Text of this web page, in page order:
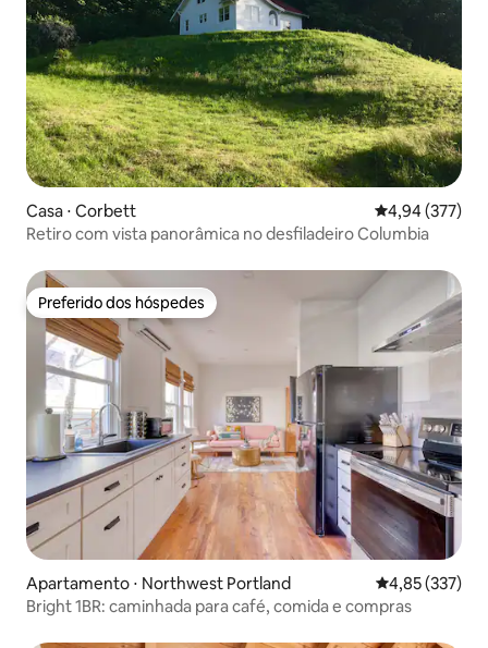
Casa ⋅ Corbett 4,94 de uma
4,94 (377)
Retiro com vista panorâmica no desfiladeiro Columbia
Preferido dos hóspedes
Preferido dos hóspedes
Apartamento ⋅ Northwest Portland 4,85 de uma
4,85 (337)
Bright 1BR: caminhada para café, comida e compras